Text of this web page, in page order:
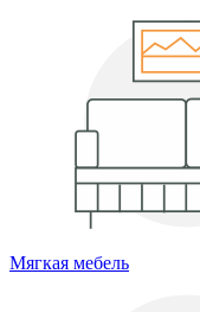
Мягкая мебель